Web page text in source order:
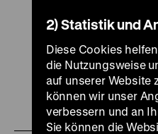
Zu
unserer
Instagram
Seite
Zu
Seite
2) Statistik und
Diese Cookies
die Nutzungsweise
auf unserer Website
können wir unser
verbessern und an
Sie können die